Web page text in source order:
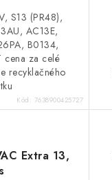
S13 (PR48),
AC13E,
B0134,
cena za celé
recyklačného
Kód: 7638900425727
Extra 13,